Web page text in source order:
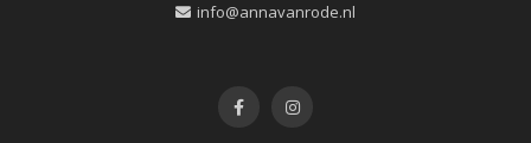
info@annavanrode.nl